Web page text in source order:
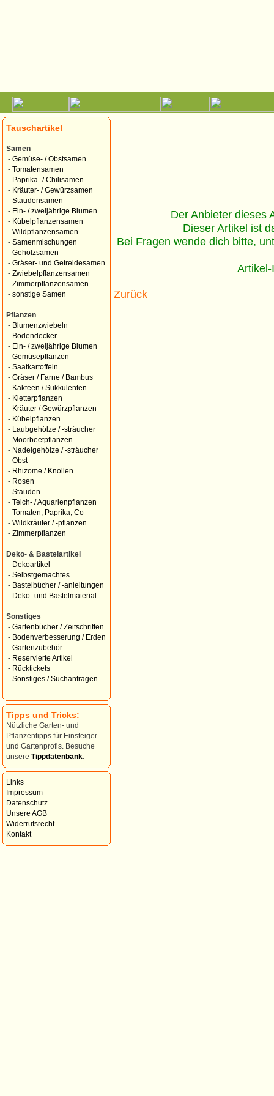
Tauschartikel
Samen
- Gemüse- / Obstsamen
- Tomatensamen
- Paprika- / Chilisamen
- Kräuter- / Gewürzsamen
- Staudensamen
- Ein- / zweijährige Blumen
- Kübelpflanzensamen
- Wildpflanzensamen
- Samenmischungen
- Gehölzsamen
- Gräser- und Getreidesamen
- Zwiebelpflanzensamen
- Zimmerpflanzensamen
- sonstige Samen
Pflanzen
- Blumenzwiebeln
- Bodendecker
- Ein- / zweijährige Blumen
- Gemüsepflanzen
- Saatkartoffeln
- Gräser / Farne / Bambus
- Kakteen / Sukkulenten
- Kletterpflanzen
- Kräuter / Gewürzpflanzen
- Kübelpflanzen
-
Laubgehölze / -sträucher
- Moorbeetpflanzen
- Nadelgehölze / -sträucher
- Obst
- Rhizome / Knollen
- Rosen
- Stauden
- Teich- / Aquarienpflanzen
- Tomaten, Paprika, Co
- Wildkräuter / -pflanzen
- Zimmerpflanzen
Deko- & Bastelartikel
- Dekoartikel
- Selbstgemachtes
- Bastelbücher / -anleitungen
- Deko- und Bastelmaterial
Sonstiges
- Gartenbücher / Zeitschriften
- Bodenverbesserung / Erden
- Gartenzubehör
- Reservierte Artikel
- Rücktickets
- Sonstiges / Suchanfragen
Tipps und Tricks:
Nützliche Garten- und
Pflanzentipps für Einsteiger
und Gartenprofis. Besuche
unsere Tippdatenbank
Links
Impressum
Datenschutz
Unsere AGB
Widerrufsrecht
Kontakt
Der Anbieter dieses
Dieser Artikel ist
Bei Fragen wende dich bitte,
Zurück